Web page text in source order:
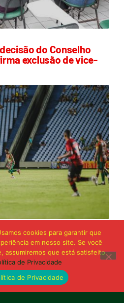
do Conselho
exclusão de vice-
pelo Trem no Castelão
Macapá
cookies para garantir que
em nosso site. Se você
assumiremos que está satisfeito
de Privacidade
de Privacidade